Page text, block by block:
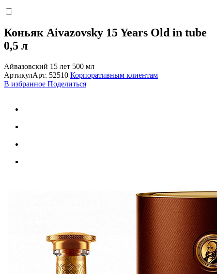
Коньяк Aivazovsky 15 Years Old in tube
0,5 л
Айвазовский 15 лет 500 мл
АртикулАрт. 52510 Корпоративным клиентам
В избранное Поделиться